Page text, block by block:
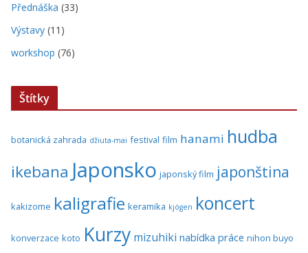
Přednáška (33)
Výstavy (11)
workshop (76)
Štítky
botanická zahrada džiuta-mai festival film hanami hudba
ikebana Japonsko japonský film japonština
kakizome kaligrafie keramika kjógen koncert
konverzace koto Kurzy mizuhiki nabídka práce nihon buyo